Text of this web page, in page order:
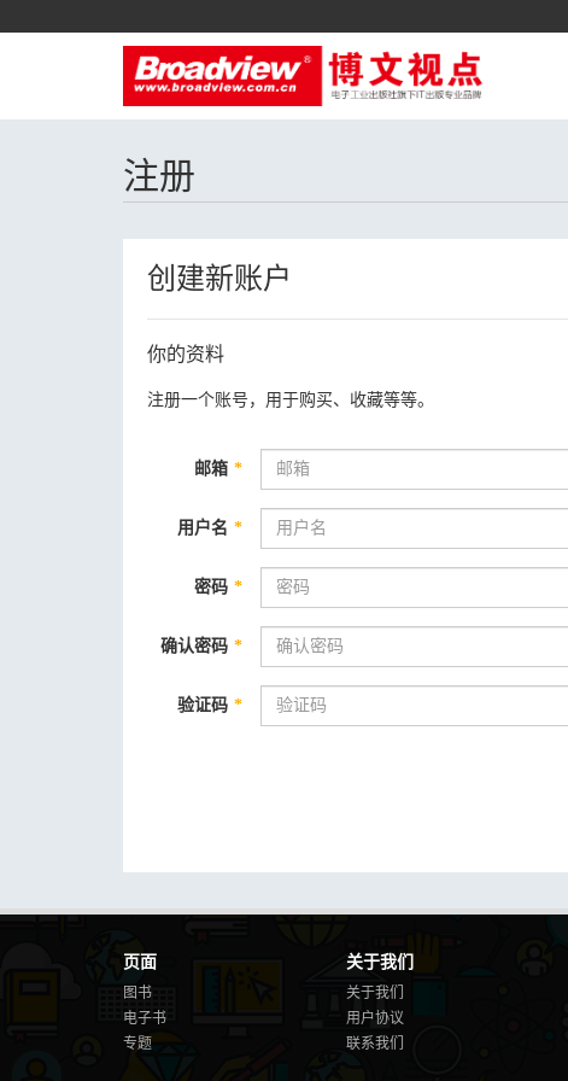
注册
创建新账户
你的资料
注册一个账号，用于购买、收藏等等。
邮箱 *
用户名 *
密码 *
确认密码 *
验证码 *
页面
图书
电子书
专题
关于我们
关于我们
用户协议
联系我们